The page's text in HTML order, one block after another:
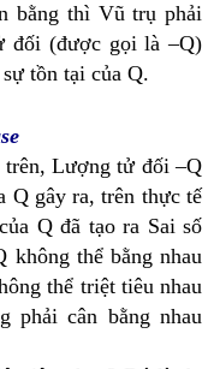
bằng thì Vũ trụ phải
đối (được gọi là –Q)
tồn tại của Q.
trên, Lượng tử đối –Q
Q gây ra, trên thực tế
Q đã tạo ra Sai số
thể bằng nhau
thể triệt tiêu nhau
phải cân bằng nhau